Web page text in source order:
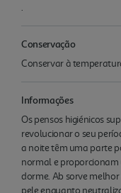
.
Conservação
Conservar à
Informações
Os pensos higiénicos
revolucionar o seu
a noite têm uma parte
normal e
dorme. Ab sorve
pele enquanto